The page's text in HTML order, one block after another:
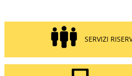
SERVIZI